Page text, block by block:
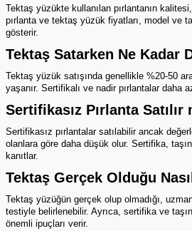
Tektaş yüzükte kullanılan pırlantanın
pırlantave tektaş yüzük fiyatları, model ve
gösterir.
Tektaş Satarken Ne Kadar
Tektaş yüzük satışında genellikle %20-50
yaşanır. Sertifikalı ve nadir pırlantalar daha
Sertifikasız Pırlanta Satılır
Sertifikasız pırlantalar satılabilir ancak
olanlara göre daha düşük olur. Sertifika,
kanıtlar.
Tektaş Gerçek Olduğu
Tektaş yüzüğün gerçek olup olmadığı,
testiyle belirlenebilir. Ayrıca, sertifika ve
önemli ipuçları verir.